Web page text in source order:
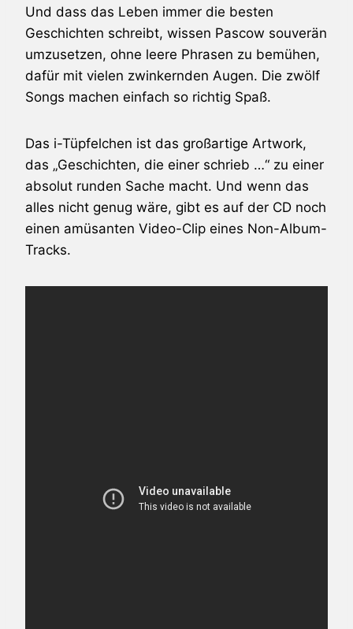
Und dass das Leben immer die besten
Geschichten schreibt, wissen Pascow souverän
umzusetzen, ohne leere Phrasen zu bemühen,
dafür mit vielen zwinkernden Augen. Die zwölf
Songs machen einfach so richtig Spaß.
Das i-Tüpfelchen ist das großartige Artwork,
das „Geschichten, die einer schrieb …“ zu einer
absolut runden Sache macht. Und wenn das
alles nicht genug wäre, gibt es auf der CD noch
einen amüsanten Video-Clip eines Non-Album-
Tracks.